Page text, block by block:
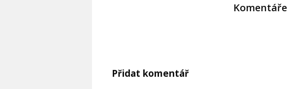
Komentáře
Přidat komentář